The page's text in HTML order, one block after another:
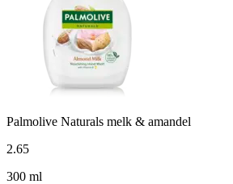
Palmolive Naturals melk & amandel
2.65
300 ml